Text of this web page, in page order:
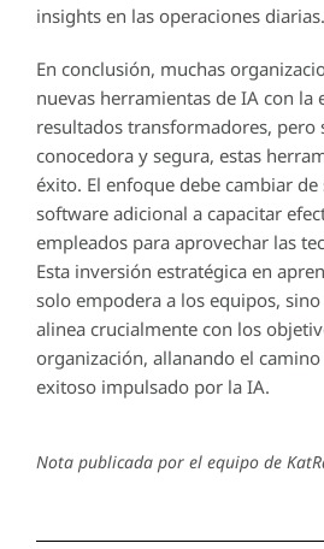
insights en las operaciones diarias.
En conclusión, muchas
nuevas herramientas de IA con la
resultados transformadores, pero
conocedora y segura, estas
éxito. El enfoque debe cambiar
software adicional a capacitar
empleados para aprovechar las
Esta inversión estratégica en
solo empodera a los equipos,
alinea crucialmente con los
organización, allanando el
exitoso impulsado por la IA.
Nota publicada por el equipo de